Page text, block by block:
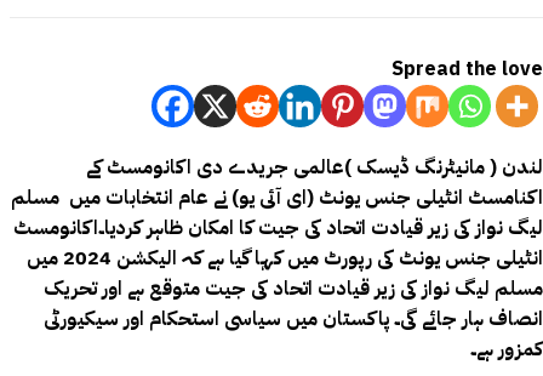
Spread the love
لندن ( مانیٹرنگ ڈیسک )عالمی جریدے دی اکانومسٹ کے
اکنامسٹ انٹیلی جنس یونٹ (ای آئی یو) نے عام انتخابات میں مسلم
لیگ نواز کی زیر قیادت اتحاد کی جیت کا امکان ظاہر کردیا۔اکانومسٹ
انٹیلی جنس یونٹ کی رپورٹ میں کہا گیا ہے کہ الیکشن 2024 میں
مسلم لیگ نواز کی زیر قیادت اتحاد کی جیت متوقع ہے اور تحریک
انصاف ہار جائے گی۔ پاکستان میں سیاسی استحکام اور سیکیورٹی
کمزور ہے۔